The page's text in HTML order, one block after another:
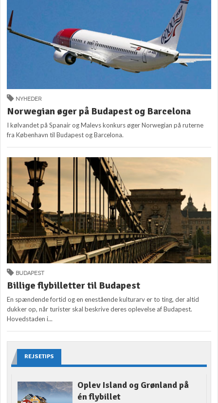
NYHEDER
Norwegian øger på Budapest og Barcelona
I kølvandet på Spanair og Malevs konkurs øger Norwegian på ruterne
fra København til Budapest og Barcelona.
BUDAPEST
Billige flybilletter til Budapest
En spændende fortid og en enestående kulturarv er to ting, der altid
dukker op, når turister skal beskrive deres oplevelse af Budapest.
Hovedstaden i...
REJSETIPS
Oplev Island og Grønland på
én flybillet